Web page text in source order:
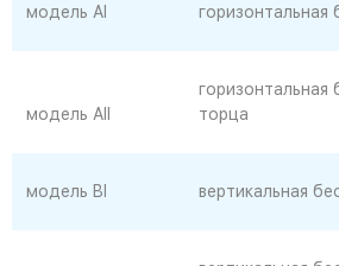
модель Al горизонтальная
модель AII
торца
модель BI вертикальная